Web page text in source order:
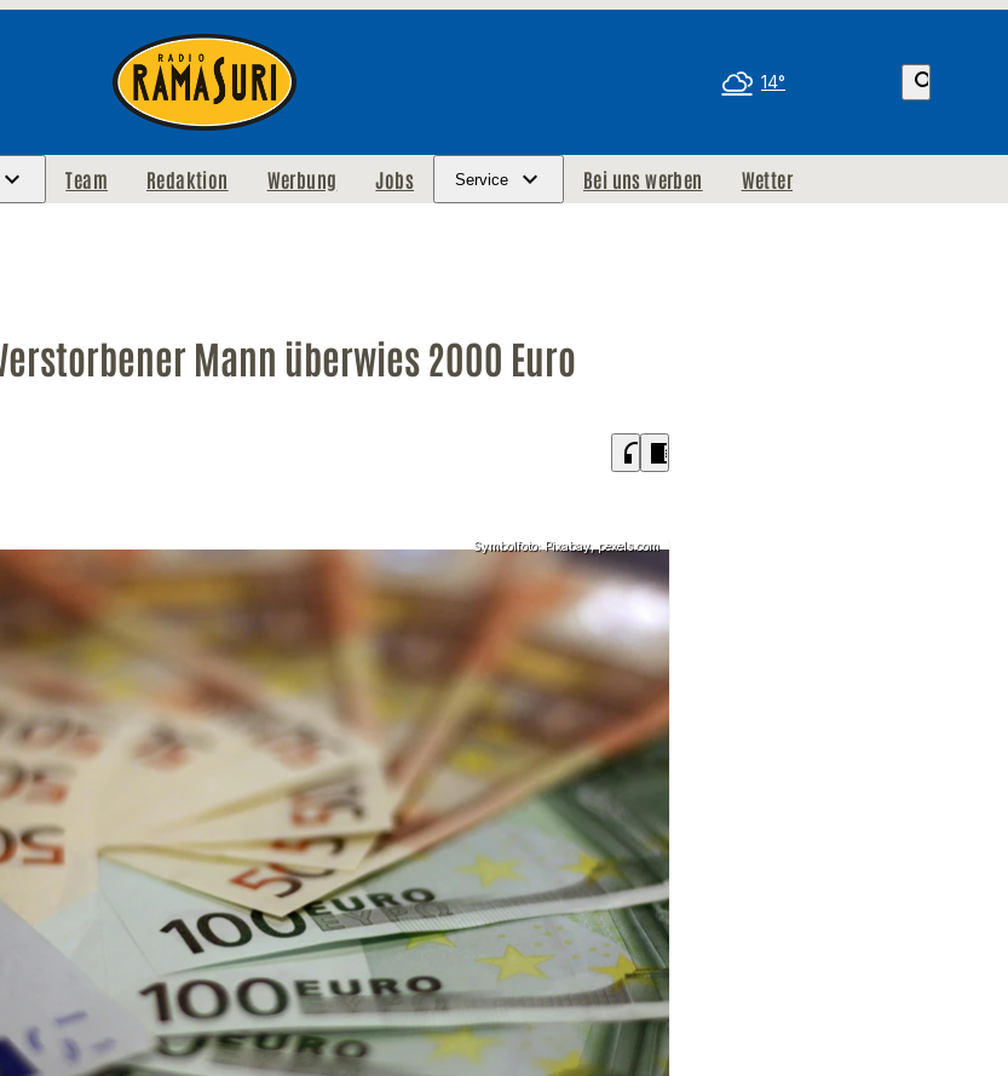
14° search
Team Redaktion Werbung Jobs Service Bei uns werben Wetter
Mann überwies 2000 Euro
headphones chrome_reader_mode
Symbolfoto: Pixabay, pexels.com